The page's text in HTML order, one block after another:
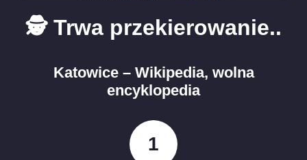
🕵️ Trwa przekierowanie..
Katowice – Wikipedia, wolna
encyklopedia
1